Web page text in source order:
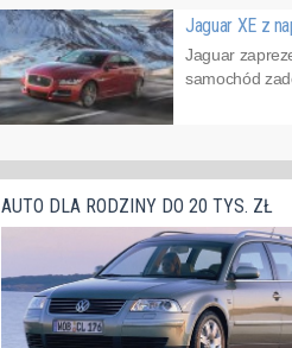
Jaguar XE z
Jaguar
samochód
AUTO DLA RODZINY DO 20 TYS. ZŁ